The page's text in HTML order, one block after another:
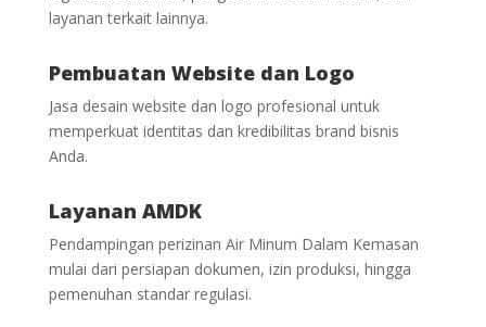
layanan terkait lainnya.
Pembuatan Website dan Logo
Jasa desain website dan logo profesional untuk
memperkuat identitas dan kredibilitas brand bisnis
Anda.
Layanan AMDK
Pendampingan perizinan Air Minum Dalam Kemasan
mulai dari persiapan dokumen, izin produksi, hingga
pemenuhan standar regulasi.